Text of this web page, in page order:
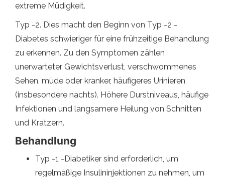
extreme Müdigkeit.
Typ -2. Dies macht den Beginn von Typ -2 -
Diabetes schwieriger für eine frühzeitige Behandlung
zu erkennen. Zu den Symptomen zählen
unerwarteter Gewichtsverlust, verschwommenes
Sehen, müde oder kranker, häufigeres Urinieren
(insbesondere nachts). Höhere Durstniveaus, häufige
Infektionen und langsamere Heilung von Schnitten
und Kratzern.
Behandlung
Typ -1 -Diabetiker sind erforderlich, um
regelmäßige Insulininjektionen zu nehmen, um